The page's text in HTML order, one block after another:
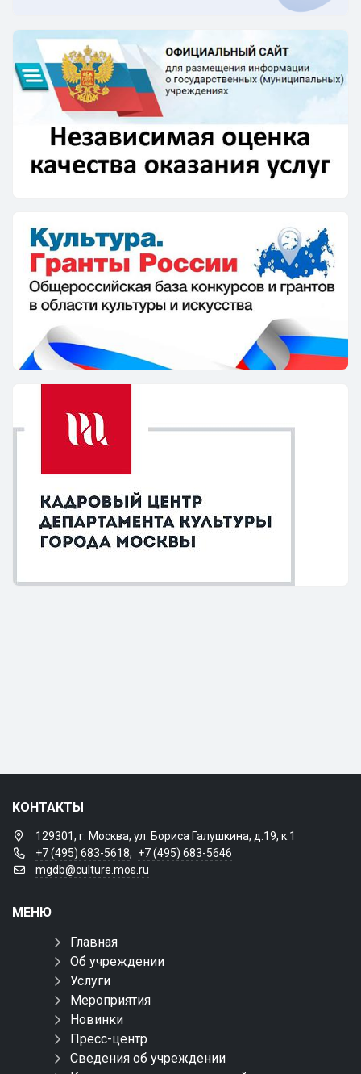
КОНТАКТЫ
129301, г. Москва, ул. Бориса Галушкина, д.19, к.1
+7 (495) 683-5618, +7 (495) 683-5646
mgdb@culture.mos.ru
МЕНЮ
Главная
Об учреждении
Услуги
Мероприятия
Новинки
Пресс-центр
Сведения об учреждении